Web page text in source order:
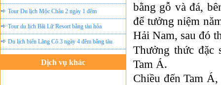
Tour Du lịch Mộc Châu 2 ngày 1 đêm
Tour du lịch Bãi Lữ Resort bằng tàu hỏa
Du lịch biển Lăng Cô 3 ngày 4 đêm bằng tàu
Dịch vụ khác
bằng gỗ và đá,
để tưởng niệm
Hải Nam, sau đó
Thưởng thức đặc
Tam Á.
Chiều đến Tam